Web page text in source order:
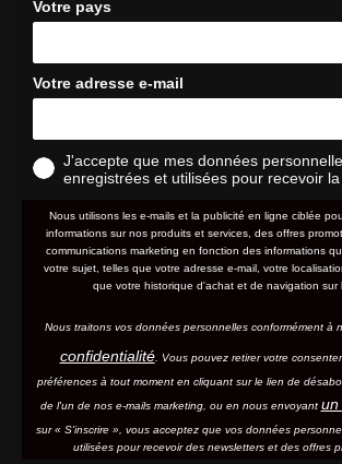
Votre pays
Votre adresse e-mail
J'accepte que mes données
enregistrées et utilisées pour recevoir
Nous utilisons les e-mails et la publicité en ligne ciblée
informations sur nos produits et services, des offres
communications marketing en fonction des informations
votre sujet, telles que votre adresse e-mail, votre
que votre historique d'achat et de navigation sur
Nous traitons vos données personnelles conformément à
confidentialité. Vous pouvez retirer votre
préférences à tout moment en cliquant sur le lien de
de l'un de nos e-mails marketing, ou en nous envoyant un
sur « S'inscrire », vous acceptez que vos données
utilisées pour recevoir des newsletters et des offres